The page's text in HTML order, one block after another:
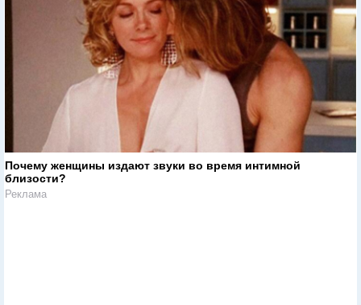
Почему женщины издают звуки во время интимной
близости?
Реклама